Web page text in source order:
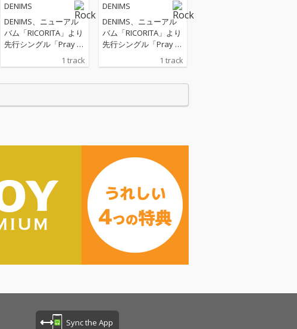
DENIMS
DENIMS、ニューアル
バム「RICORITA」より
先行シングル「Pray T
o The Moon」を配信
スタート！
1 track
DENIMS
DENIMS、ニューアル
バム「RICORITA」より
先行シングル「Pray T
o The Moon」を配信
スタート！
1 track
Sync the App